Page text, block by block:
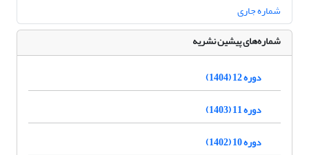
شماره جاری
شماره‌های پیشین نشریه
دوره 12 (1404)
دوره 11 (1403)
دوره 10 (1402)